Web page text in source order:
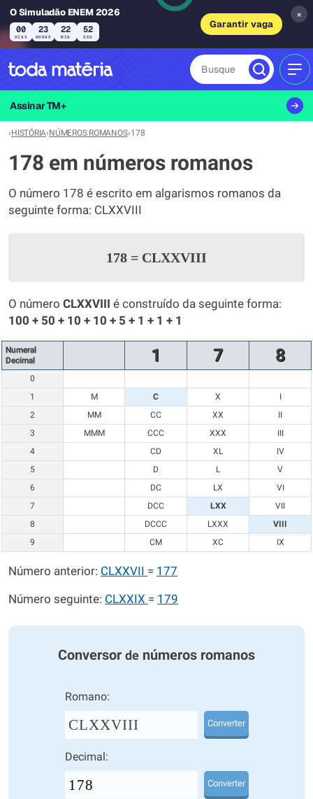
O Simuladão ENEM 2026
00
DIAS
23
HORAS
22
MIN
52
SEG
Garantir vaga
×
Busque
Assinar TM+
›HISTÓRIA›NÚMEROS ROMANOS›178
178 em números romanos
O número 178 é escrito em algarismos romanos da
seguinte forma: CLXXVIII
178 = CLXXVIII
O número CLXXVIII é construído da seguinte forma:
100 + 50 + 10 + 10 + 5 + 1 + 1 + 1
Numeral
Decimal
1 7 8
0
1
M C X
I
2
MM CC XX
II
3
MMM CCC XXX
III
4
CD XL
IV
5
D L
V
6
DC LX
VI
7
DCC LXX
VII
8
DCCC LXXX
VIII
9
CM XC IX
Número anterior: CLXXVII = 177
Número seguinte: CLXXIX = 179
Conversor de números romanos
Romano:
CLXXVIII Converter
Decimal:
Converter